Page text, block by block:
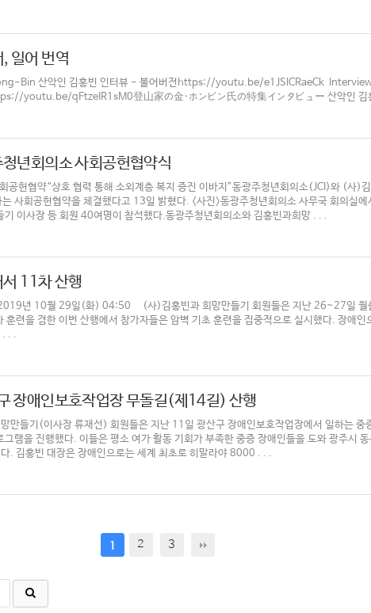
일어 번역
Bin 산악인 김홍빈 인터뷰 - 불어버전https://youtu.be/e1JSlCRaeCk
youtu.be/qFtzeIR1sM0登山家の金·ホンビン氏の特集インタビュー 산악인 김
년회의소 사회공헌협약식
헌협약“상호 협력 통해 소외계층 복지 증진 이바지”동광주청년회의소(JCI)와 (사)
사회공헌협약을 체결했다고 13일 밝혔다. <사진>동광주청년회의소 사무국 회의실
이사장 등 회원 40여명이 참석했다.동광주청년회의소와 김홍빈과희망 . . .
11차 산행
년 10월 29일(화) 04:50 (사)김홍빈과 희망만들기 회원들은 지난 26~27일 월
련을 겸한 이번 산행에서 참가자들은 암벽 기초 훈련을 집중적으로 실시했다. 장애인
. . .
장애인보호작업장 무돌길(제14길) 산행
들기(이사장 류재선) 회원들은 지난 11일 광산구 장애인보호작업장에서 일하는 중
램을 진행했다. 이들은 평소 여가 활동 기회가 부족한 중증 장애인들을 도와 광주시
. 김홍빈 대장은 장애인으로는 세계 최초로 히말라야 8000 . . .
1 2 3